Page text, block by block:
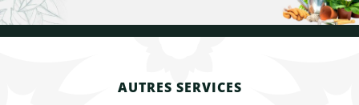
AUTRES SERVICES